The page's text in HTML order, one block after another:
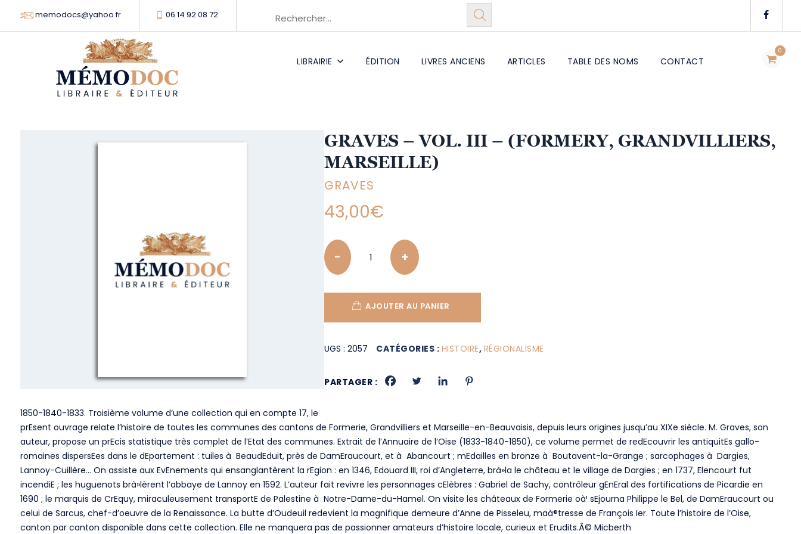
memodocs@yahoo.fr 06 14 92 08 72
0
LIBRAIRIE ÉDITION LIVRES ANCIENS ARTICLES TABLE DES NOMS CONTACT
GRAVES – VOL. III – (FORMERY, GRANDVILLIERS,
MARSEILLE)
GRAVES
43,00€
Quantity
AJOUTER AU PANIER
UGS :2057 CATÉGORIES : HISTOIRE, RÉGIONALISME
PARTAGER :
1850-1840-1833. Troisième volume d’une collection qui en compte 17, le
prEsent ouvrage relate l’histoire de toutes les communes des cantons de Formerie, Grandvilliers et Marseille-en-Beauvaisis, depuis leurs origines jusqu’au XIXe siècle. M. Graves, son
auteur, propose un prEcis statistique très complet de l’Etat des communes. Extrait de l’Annuaire de l’Oise (1833-1840-1850), ce volume permet de redEcouvrir les antiquitEs gallo-
romaines dispersEes dans le dEpartement : tuiles à BeaudEduit, près de DamEraucourt, et à Abancourt ; mEdailles en bronze à Boutavent-la-Grange ; sarcophages à Dargies,
Lannoy-Cuillère… On assiste aux EvEnements qui ensanglantèrent la rEgion : en 1346, Edouard III, roi d’Angleterre, brà»la le château et le village de Dargies ; en 1737, Elencourt fut
incendiE ; les huguenots brà»lèrent l’abbaye de Lannoy en 1592. L’auteur fait revivre les personnages cElèbres : Gabriel de Sachy, contrôleur gEnEral des fortifications de Picardie en
1690 ; le marquis de CrEquy, miraculeusement transportE de Palestine à Notre-Dame-du-Hamel. On visite les châteaux de Formerie oà¹ sEjourna Philippe le Bel, de DamEraucourt ou
celui de Sarcus, chef-d’oeuvre de la Renaissance. La butte d’Oudeuil redevient la magnifique demeure d’Anne de Pisseleu, maà®tresse de François Ier. Toute l’histoire de l’Oise,
canton par canton disponible dans cette collection. Elle ne manquera pas de passionner amateurs d’histoire locale, curieux et Erudits.Â© Micberth